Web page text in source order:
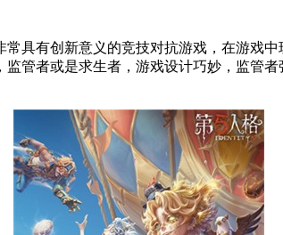
常具有创新意义的竞技对抗游戏，在游戏
管者或是求生者，游戏设计巧妙，监管